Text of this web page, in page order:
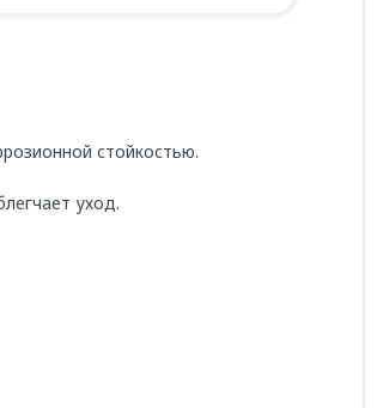
стойкостью.
уход.